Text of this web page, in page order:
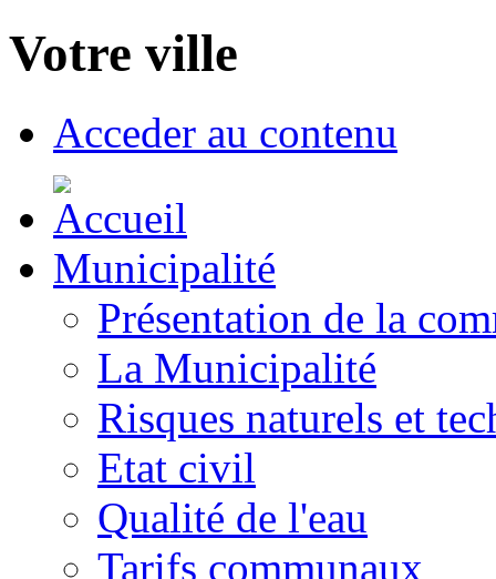
Votre ville
Acceder au contenu
Municipalité
Présentation de la
La Municipalité
Risques naturels et
Etat civil
Qualité de l'eau
Tarifs communaux